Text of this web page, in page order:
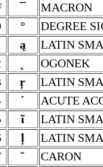
¯
MACRON
°
DEGREE
ą
LATIN
OGONEK
ŗ
LATIN
´
ACUTE
ĩ
LATIN
ļ
LATIN
ˇ
CARON